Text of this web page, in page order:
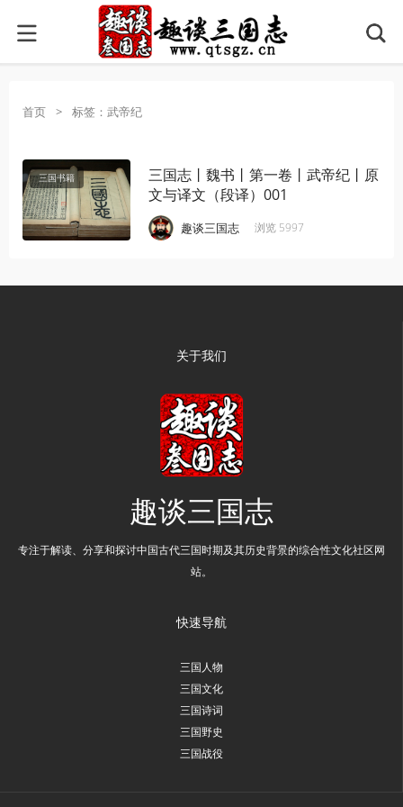
首页 > 标签：武帝纪
三国书籍
三国志丨魏书丨第一卷丨武帝纪丨原
文与译文（段译）001
趣谈三国志 浏览 5997
关于我们
趣谈三国志
专注于解读、分享和探讨中国古代三国时期及其历史背景的综合性文化社区网
站。
快速导航
三国人物
三国文化
三国诗词
三国野史
三国战役